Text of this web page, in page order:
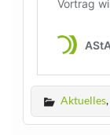
Aktuelles,